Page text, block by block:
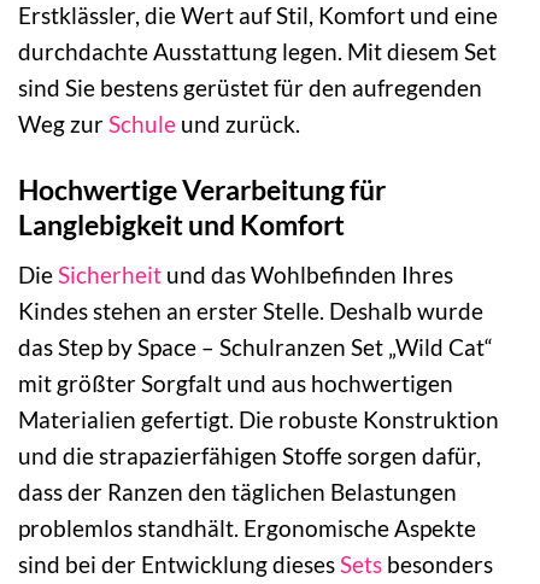
Erstklässler, die Wert auf Stil, Komfort und eine
durchdachte Ausstattung legen. Mit diesem Set
sind Sie bestens gerüstet für den aufregenden
Weg zurSchule und zurück.
Hochwertige Verarbeitung für
Langlebigkeit und Komfort
Die Sicherheit und das Wohlbefinden Ihres
Kindes stehen an erster Stelle. Deshalb wurde
das Step by Space – Schulranzen Set „Wild Cat“
mit größter Sorgfalt und aus hochwertigen
Materialien gefertigt. Die robuste Konstruktion
und die strapazierfähigen Stoffe sorgen dafür,
dass der Ranzen den täglichen Belastungen
problemlos standhält. Ergonomische Aspekte
sind bei der Entwicklung dieses Sets besonders